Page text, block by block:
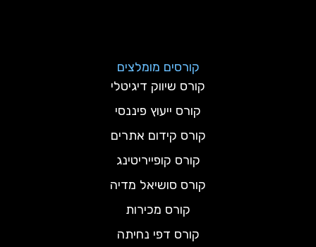
קורסים מומלצים
קורס שיווק דיגיטלי
קורס ייעוץ פיננסי
קורס קידום אתרים
קורס קופייריטינג
קורס סושיאל מדיה
קורס מכירות
קורס דפי נחיתה